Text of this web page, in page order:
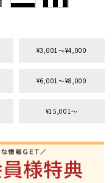
¥3,001〜¥4,000
¥6,001〜¥8,000
¥15,001〜